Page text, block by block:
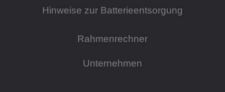
Hinweise zur Batterieentsorgung
Rahmenrechner
Unternehmen